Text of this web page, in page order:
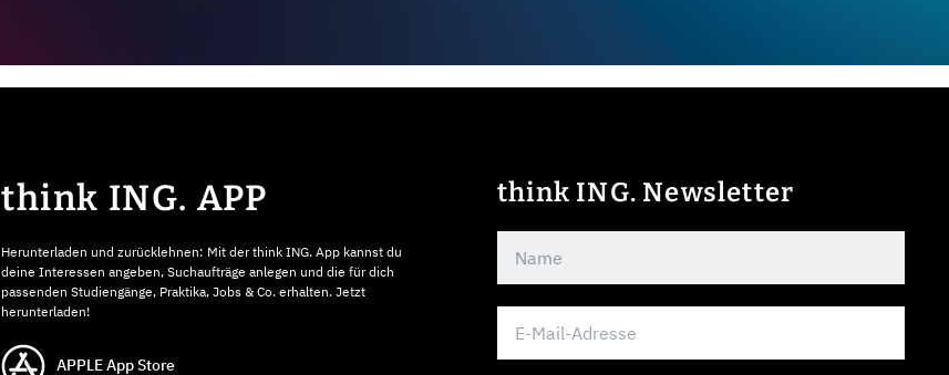
think ING. APP
Herunterladen und zurücklehnen: Mit der think ING. App kannst du
deine Interessen angeben, Suchaufträge anlegen und die für dich
passenden Studiengänge, Praktika, Jobs & Co. erhalten. Jetzt
herunterladen!
APPLE App Store
think ING. Newsletter